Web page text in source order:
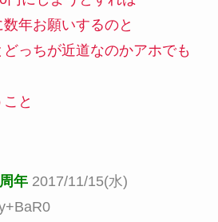
年お願いするのと
っちが近道なのかアホでも
と
年 2017/11/15(水)